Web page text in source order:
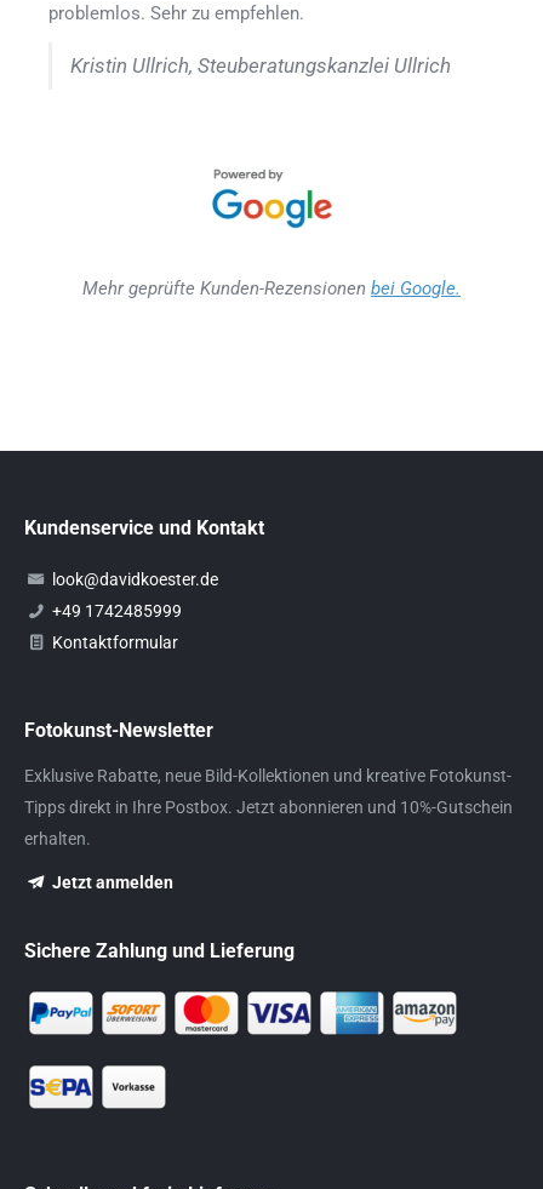
problemlos. Sehr zu empfehlen.
Kristin Ullrich, Steuberatungskanzlei Ullrich
Mehr geprüfte Kunden-Rezensionen bei Google.
Kundenservice und Kontakt
look@davidkoester.de
+49 1742485999
Kontaktformular
Fotokunst-Newsletter
Exklusive Rabatte, neue Bild-Kollektionen und kreative Fotokunst-
Tipps direkt in Ihre Postbox. Jetzt abonnieren und 10%-Gutschein
erhalten.
Jetzt anmelden
Sichere Zahlung und Lieferung